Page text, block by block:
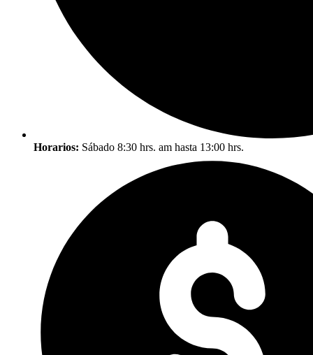
Horarios: Sábado 8:30 hrs. am hasta 13:00 hrs.